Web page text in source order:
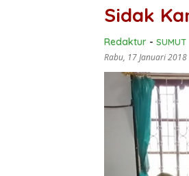
Sidak
Redaktur - SUMUT
Rabu, 17 Januari 2018